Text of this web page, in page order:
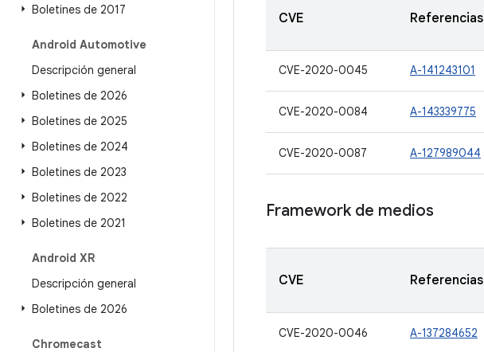
Boletines de 2017
Android Automotive
Descripción general
Boletines de 2026
Boletines de 2025
Boletines de 2024
Boletines de 2023
Boletines de 2022
Boletines de 2021
Android XR
Descripción general
Boletines de 2026
Chromecast
CVE Referencias
CVE-2020-0045 A-141243101
CVE-2020-0084 A-143339775
CVE-2020-0087 A-127989044
Framework de medios
CVE Referencias
CVE-2020-0046 A-137284652